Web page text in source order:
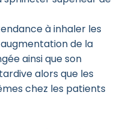
à inhaler les
de la
ainsi que son
alors que les
chez les patients